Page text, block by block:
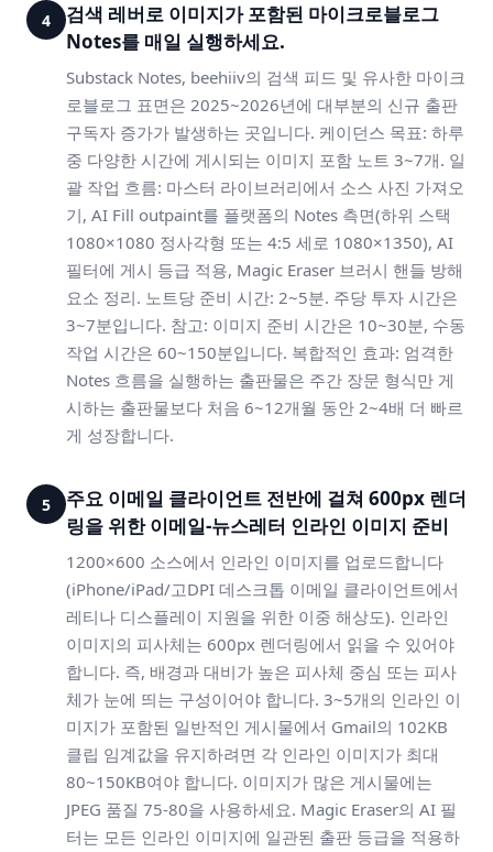
4
검색 레버로 이미지가 포함된 마이크로블로그
Notes를 매일 실행하세요.
Substack Notes, beehiiv의 검색 피드 및 유사한 마이크
로블로그 표면은 2025~2026년에 대부분의 신규 출판
구독자 증가가 발생하는 곳입니다. 케이던스 목표: 하루
중 다양한 시간에 게시되는 이미지 포함 노트 3~7개. 일
괄 작업 흐름: 마스터 라이브러리에서 소스 사진 가져오
기, AI Fill outpaint를 플랫폼의 Notes 측면(하위 스택
1080×1080 정사각형 또는 4:5 세로 1080×1350), AI
필터에 게시 등급 적용, Magic Eraser 브러시 핸들 방해
요소 정리. 노트당 준비 시간: 2~5분. 주당 투자 시간은
3~7분입니다. 참고: 이미지 준비 시간은 10~30분, 수동
작업 시간은 60~150분입니다. 복합적인 효과: 엄격한
Notes 흐름을 실행하는 출판물은 주간 장문 형식만 게
시하는 출판물보다 처음 6~12개월 동안 2~4배 더 빠르
게 성장합니다.
5
주요 이메일 클라이언트 전반에 걸쳐 600px 렌더
링을 위한 이메일-뉴스레터 인라인 이미지 준비
1200×600 소스에서 인라인 이미지를 업로드합니다
(iPhone/iPad/고DPI 데스크톱 이메일 클라이언트에서
레티나 디스플레이 지원을 위한 이중 해상도). 인라인
이미지의 피사체는 600px 렌더링에서 읽을 수 있어야
합니다. 즉, 배경과 대비가 높은 피사체 중심 또는 피사
체가 눈에 띄는 구성이어야 합니다. 3~5개의 인라인 이
미지가 포함된 일반적인 게시물에서 Gmail의 102KB
클립 임계값을 유지하려면 각 인라인 이미지가 최대
80~150KB여야 합니다. 이미지가 많은 게시물에는
JPEG 품질 75-80을 사용하세요. Magic Eraser의 AI 필
터는 모든 인라인 이미지에 일관된 출판 등급을 적용하